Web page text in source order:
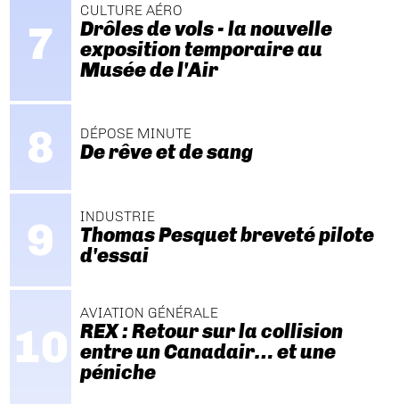
CULTURE AÉRO
Drôles de vols - la nouvelle
exposition temporaire au
Musée de l'Air
DÉPOSE MINUTE
De rêve et de sang
INDUSTRIE
Thomas Pesquet breveté pilote
d'essai
AVIATION GÉNÉRALE
REX : Retour sur la collision
entre un Canadair… et une
péniche